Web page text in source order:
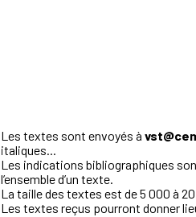
Les textes sont envoyés à
italiques...
Les indications bibliographiques
l’ensemble d’un texte.
La taille des textes est de 5 000 à
Les textes reçus pourront donner